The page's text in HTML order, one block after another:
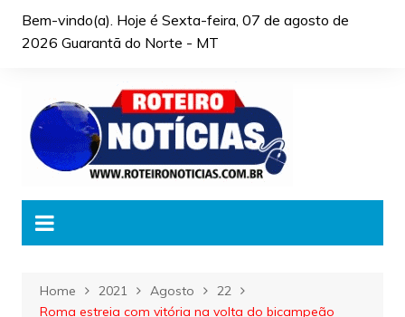
Bem-vindo(a). Hoje é Sexta-feira, 07 de agosto de
2026 Guarantã do Norte - MT
Home 2021 Agosto
22
Roma estreia com vitória na volta do bicampeão